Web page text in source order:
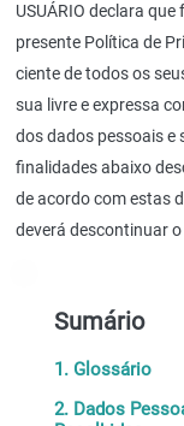
USUÁRIO declara
presente Política de
ciente de todos os
sua livre e expressa
dos dados pessoais e
finalidades abaixo
de acordo com estas
deverá descontinuar
Sumário
1. Glossário
2. Dados